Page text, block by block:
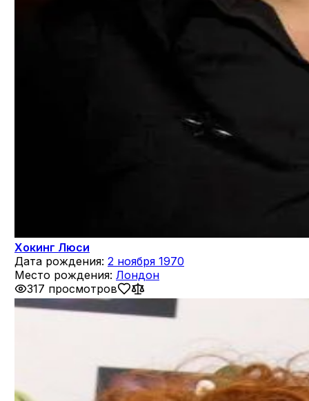
Хокинг Люси
Дата рождения: 2 ноября 1970
Место рождения: Лондон
317 просмотров